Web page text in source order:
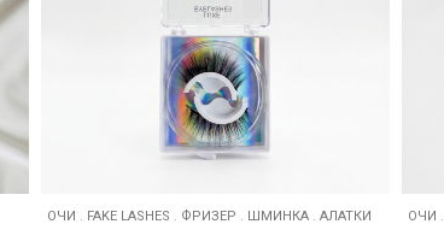
ОЧИ . FAKE LASHES . ФРИЗЕР . ШМИНКА .АЛАТКИ ОЧИ .